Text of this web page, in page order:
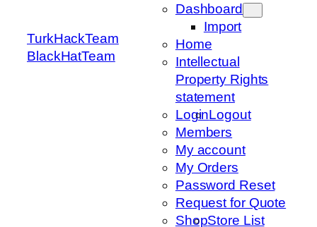
TurkHackTeam
BlackHatTeam
Dashboard
Import
Home
Intellectual
Property Rights
statement
LoginLogout
Members
My account
My Orders
Password Reset
Request for Quote
ShopStore List